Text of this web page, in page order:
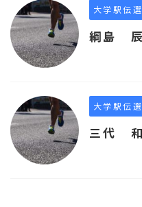
大学駅伝
綱島 辰
大学駅伝
三代 和